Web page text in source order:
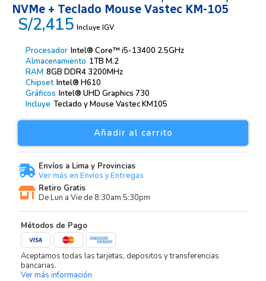
NVMe + Teclado Mouse Vastec KM-105
Procesador Intel® Core™ i5-13400 2.5GHz
Almacenamiento 1TB M.2
RAM 8GB DDR4 3200MHz
Chipset Intel® H610
Gráficos Intel® UHD Graphics 730
Incluye Teclado y Mouse Vastec KM105
S/2,415 Incluye IGV.
Añadir al carrito
Envíos a Lima y Provincias
Ver más en Envíos y Entregas
Retiro Gratis
De Lun a Vie de 8:30am 5:30pm
Métodos de Pago
Aceptamos todas las tarjetas, depositos y transferencias
bancarias.
Ver más información